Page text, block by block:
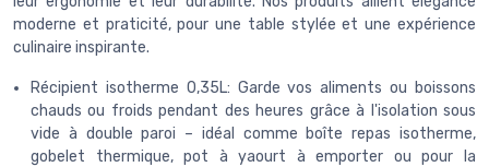
moderne et praticité, pour une table stylée et une expérience
culinaire inspirante.
Récipient isotherme 0,35L: Garde vos aliments ou boissons
chauds ou froids pendant des heures grâce à l'isolation sous
vide à double paroi – idéal comme boîte repas isotherme,
gobelet thermique, pot à yaourt à emporter ou pour la